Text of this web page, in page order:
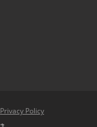
Privacy Policy